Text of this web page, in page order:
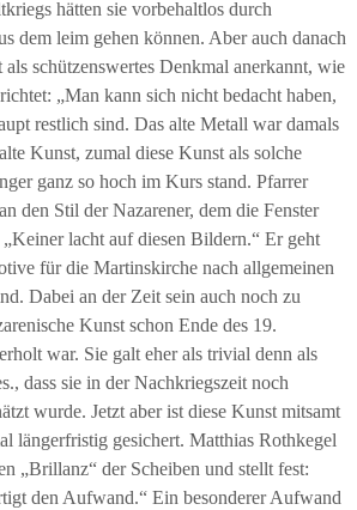
hätten sie vorbehaltlos durch
dem leim gehen können. Aber auch danach
schützenswertes Denkmal anerkannt, wie
„Man kann sich nicht bedacht haben,
restlich sind. Das alte Metall war damals
Kunst, zumal diese Kunst als solche
ganz so hoch im Kurs stand. Pfarrer
den Stil der Nazarener, dem die Fenster
lacht auf diesen Bildern.“ Er geht
für die Martinskirche nach allgemeinen
Dabei an der Zeit sein auch noch zu
Kunst schon Ende des 19.
war. Sie galt eher als trivial denn als
dass sie in der Nachkriegszeit noch
wurde. Jetzt aber ist diese Kunst mitsamt
längerfristig gesichert. Matthias Rothkegel
„Brillanz“ der Scheiben und stellt fest:
den Aufwand.“ Ein besonderer Aufwand